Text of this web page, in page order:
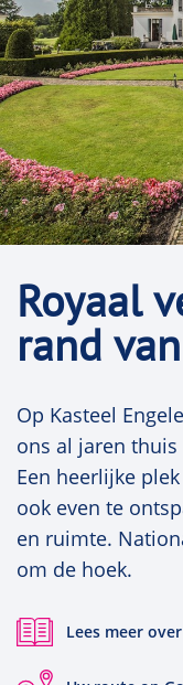
De klassieker
geeft ons een
op de betekenis
problematiek
meerdere
van)
mens over het
beslissen over
legt dit op aan
kunnen we van
zogenaamde
of over hoe
Dag twee start
van het leven.
essay de vraag
rationele
analyses van
denken over
existentiële
Royaal
rand
Op Kasteel
ons al jaren
Een heerlijke
ook even te
en ruimte.
om de hoek.
Lees meer